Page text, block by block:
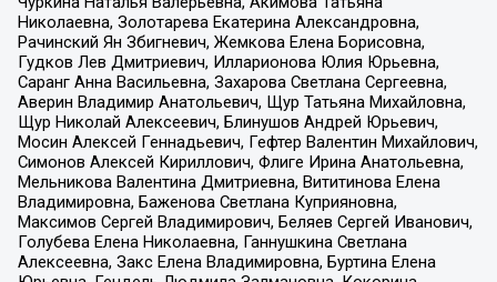
Николаевна, Золотарева Екатерина Александровна,
Рачинский Ян Збигневич, Жемкова Елена Борисовна,
Гудков Лев Дмитриевич, Илларионова Юлия Юрьевна,
Саранг Анна Васильевна, Захарова Светлана Сергеевна,
Аверин Владимир Анатольевич, Щур Татьяна Михайловна,
Щур Николай Алексеевич, Блинушов Андрей Юрьевич,
Мосин Алексей Геннадьевич, Гефтер Валентин Михайлович,
Симонов Алексей Кириллович, Флиге Ирина Анатольевна,
Мельникова Валентина Дмитриевна, Вититинова Елена
Владимировна, Баженова Светлана Куприяновна,
Максимов Сергей Владимирович, Беляев Сергей Иванович,
Голубева Елена Николаевна, Ганнушкина Светлана
Алексеевна, Закс Елена Владимировна, Буртина Елена